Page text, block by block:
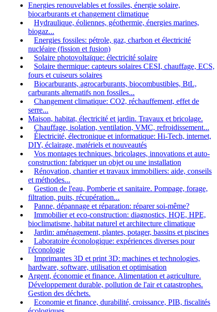
Energies renouvelables et fossiles, énergie solaire,
biocarburants et changement climatique
Hydraulique, éoliennes, géothermie, énergies marines,
biogaz...
Energies fossiles: pétrole, gaz, charbon et électricité
nucléaire (fission et fusion)
Solaire photovoltaïque: électricité solaire
Solaire thermique: capteurs solaires CESI, chauffage, ECS,
fours et cuiseurs solaires
Biocarburants, agrocarburants, biocombustibles, BtL,
carburants alternatifs non fossiles...
Changement climatique: CO2, réchauffement, effet de
serre...
Maison, habitat, électricité et jardin. Travaux et bricolage.
Chauffage, isolation, ventilation, VMC, refroidissement...
Électricité, électronique et informatique: Hi-Tech, internet,
DIY, éclairage, matériels et nouveautés
Vos montages techniques, bricolages, innovations et auto-
construction: fabriquer un objet ou une installation
Rénovation, chantier et travaux immobiliers: aide, conseils
et méthodes...
Gestion de l'eau, Pomberie et sanitaire. Pompage, forage,
filtration, puits, récupération...
Panne, dépannage et réparation: réparer soi-même?
Immobilier et eco-construction: diagnostics, HQE, HPE,
bioclimatisme, habitat naturel et architecture climatique
Jardin: aménagement, plantes, potager, bassins et piscines
Laboratoire éconologique: expériences diverses pour
l'éconologie
Imprimantes 3D et print 3D: machines et technologies,
hardware, software, utilisation et optimisation
Argent, économie et finance. Alimentation et agriculture.
Développement durable, pollution de l'air et catastrophes.
Gestion des déchets.
Economie et finance, durabilité, croissance, PIB, fiscalités